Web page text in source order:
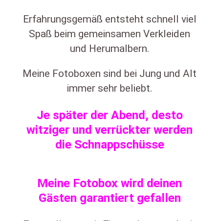
Erfahrungsgemäß entsteht schnell viel
Spaß beim gemeinsamen Verkleiden
und Herumalbern.
Meine Fotoboxen sind bei Jung und Alt
immer sehr beliebt.
Je später der Abend, desto
witziger und verrückter werden
die Schnappschüsse
Meine Fotobox wird deinen
Gästen garantiert gefallen